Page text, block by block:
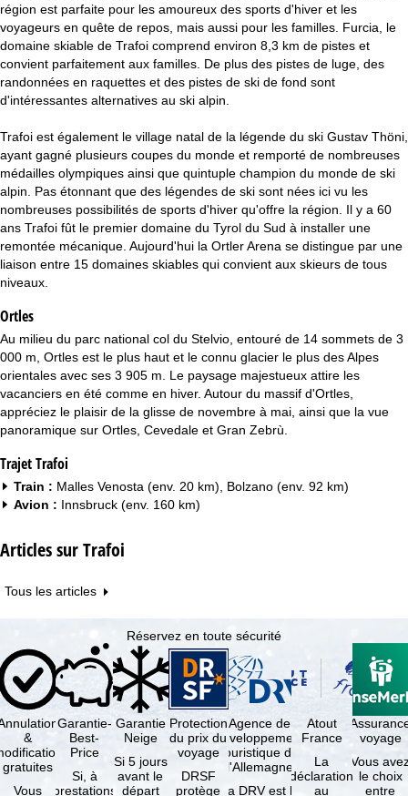
u
e
i
l
région est parfaite pour les amoureux des sports d'hiver et les
voyageurs en quête de repos, mais aussi pour les familles. Furcia, le
domaine skiable de Trafoi comprend environ 8,3 km de pistes et
convient parfaitement aux familles. De plus des pistes de luge, des
randonnées en raquettes et des pistes de ski de fond sont
d'intéressantes alternatives au ski alpin.
Trafoi est également le village natal de la légende du ski Gustav Thöni,
ayant gagné plusieurs coupes du monde et remporté de nombreuses
médailles olympiques ainsi que quintuple champion du monde de ski
alpin. Pas étonnant que des légendes de ski sont nées ici vu les
nombreuses possibilités de sports d'hiver qu'offre la région. Il y a 60
ans Trafoi fût le premier domaine du Tyrol du Sud à installer une
remontée mécanique. Aujourd'hui la Ortler Arena se distingue par une
liaison entre 15 domaines skiables qui convient aux skieurs de tous
niveaux.
Ortles
Au milieu du parc national col du Stelvio, entouré de 14 sommets de 3
000 m, Ortles est le plus haut et le connu glacier le plus des Alpes
orientales avec ses 3 905 m. Le paysage majestueux attire les
vacanciers en été comme en hiver. Autour du massif d'Ortles,
appréciez le plaisir de la glisse de novembre à mai, ainsi que la vue
panoramique sur Ortles, Cevedale et Gran Zebrù.
Trajet Trafoi
Train : Malles Venosta (env. 20 km), Bolzano (env. 92 km)
Avion : Innsbruck (env. 160 km)
Articles sur Trafoi
Tous les articles
Réservez en toute sécurité
&
gratuites
Vous
Garantie-
Best-
Price
Si, à
prestations
Garantie
Neige
Si 5 jours
avant le
départ
Protection
du prix du
voyage
DRSF
protège
Agence de
développement
touristique de
l'Allemagne
La DRV est la
Atout
France
La
déclaration
au
voyage
Vous
le choix
entre